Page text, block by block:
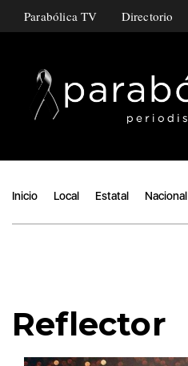
Parabólica TV Directorio
Inicio Local Estatal Nacional
Reflector